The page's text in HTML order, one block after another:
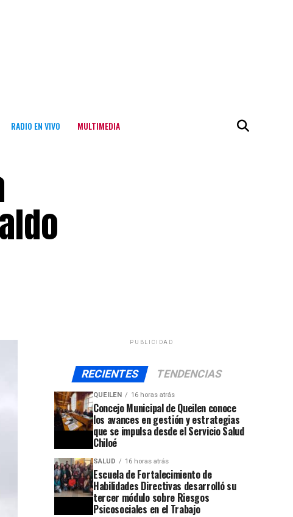
RADIO EN VIVO MULTIMEDIA
PUBLICIDAD
RECIENTES TENDENCIAS
QUEILEN 16 horas atrás
Concejo Municipal de Queilen conoce
los avances en gestión y estrategias
que se impulsa desde el Servicio Salud
Chiloé
SALUD 16 horas atrás
Escuela de Fortalecimiento de
Habilidades Directivas desarrolló su
tercer módulo sobre Riesgos
Psicosociales en el Trabajo